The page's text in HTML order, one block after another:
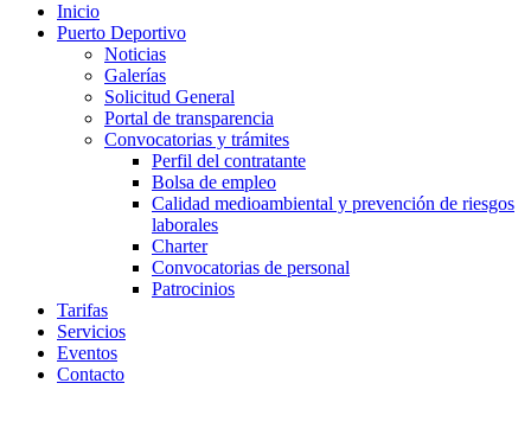
Inicio
Puerto Deportivo
Noticias
Galerías
Solicitud General
Portal de transparencia
Convocatorias y trámites
Perfil del contratante
Bolsa de empleo
Calidad medioambiental y prevención de riesgos
laborales
Charter
Convocatorias de personal
Patrocinios
Tarifas
Servicios
Eventos
Contacto